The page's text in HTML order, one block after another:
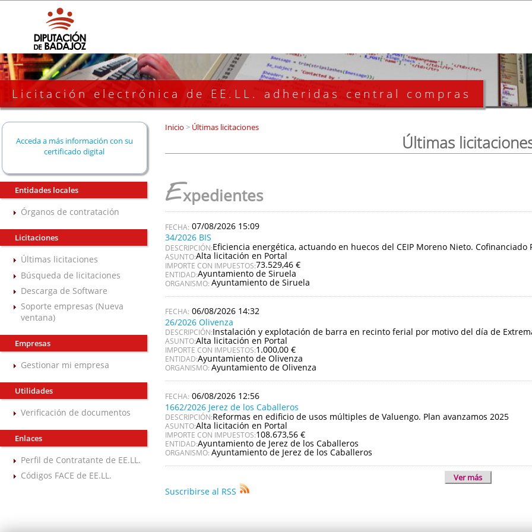
Licitación electrónica de EE.LL. adheridas central compras
Acceda a más información con su
certificado digital
Entidades locales
Órganos de contratación
Licitaciones
Últimas licitaciones
Búsqueda de licitaciones
Descarga de Software
Soporte empresas (Nueva
ventana)
Empresas
Gestionar mi empresa
Utilidades
Verificación de documentos
Enlaces
Perfil de Contratante de EE.LL.
Códigos FACE de EE.LL.
Inicio >Últimas licitaciones
Últimas
Expedientes
07/08/2026 15:09
34/2026 BIS
DESCRIPCIÓN:Eficiencia energética, actuando en huecos del CEIP Moreno Nieto. Cofinanciado
ASUNTO:Alta licitación en Portal
IMPORTE CON IMPUESTOS:73.529,46 €
ENTIDAD:Ayuntamiento de Siruela
ORGANISMO: Ayuntamiento de Siruela
06/08/2026 14:32
26/2026 Olivenza
DESCRIPCIÓN:Instalación y explotación de barra en recinto ferial por motivo del día de
ASUNTO:Alta licitación en Portal
IMPORTE CON IMPUESTOS:1.000,00 €
ENTIDAD:Ayuntamiento de Olivenza
ORGANISMO: Ayuntamiento de Olivenza
06/08/2026 12:56
1662/2026 Jerez de los Caballeros
DESCRIPCIÓN:Reformas en edificio de usos múltiples de Valuengo. Plan avanzamos 2025
ASUNTO:Alta licitación en Portal
IMPORTE CON IMPUESTOS:108.673,56 €
ENTIDAD:Ayuntamiento de Jerez de los Caballeros
ORGANISMO: Ayuntamiento de Jerez de los Caballeros
Ver más
Suscribirse al RSS